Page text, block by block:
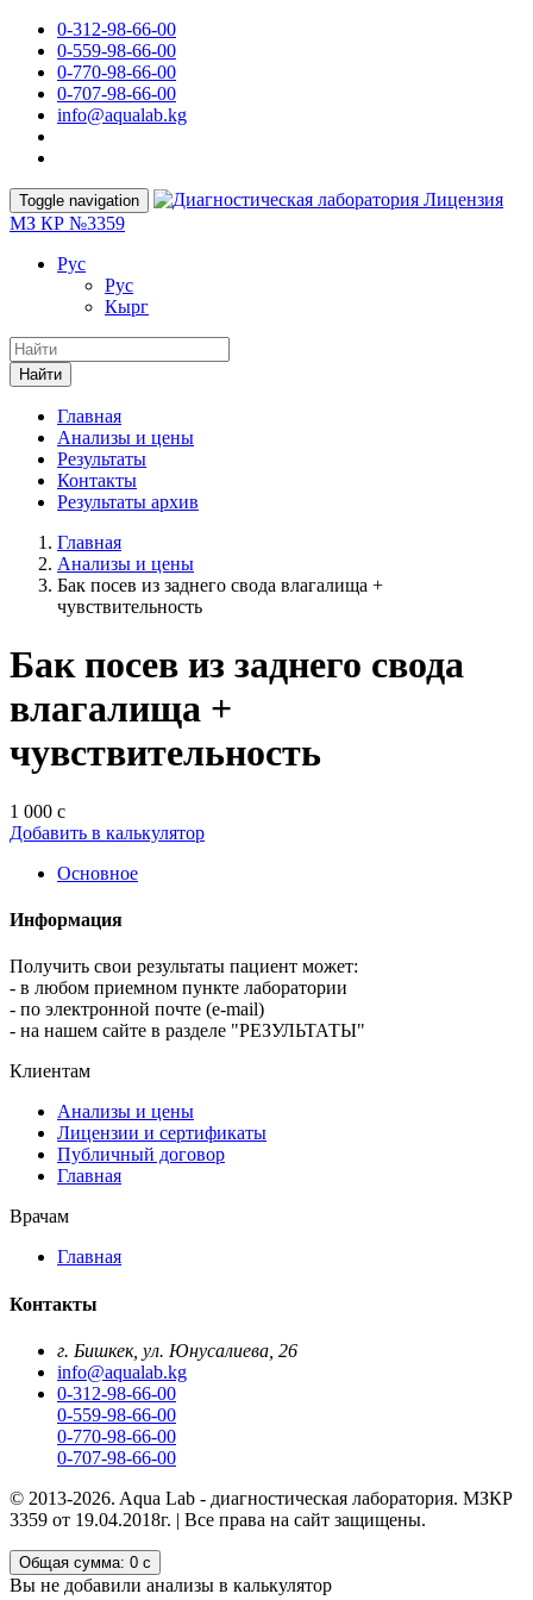
0-312-98-66-00
0-559-98-66-00
0-770-98-66-00
0-707-98-66-00
info@aqualab.kg
Toggle navigation
Лицензия
МЗ КР №3359
Руc
Руc
Кырг
Найти
Главная
Анализы и цены
Результаты
Контакты
Результаты архив
Главная
Анализы и цены
Бак посев из заднего свода влагалища +
чувствительность
Бак посев из заднего свода
влагалища +
чувствительность
1 000 с
Добавить в калькулятор
Основное
Информация
Получить свои результаты пациент может:
- в любом приемном пункте лаборатории
- по электронной почте (e-mail)
- на нашем сайте в разделе "РЕЗУЛЬТАТЫ"
Клиентам
Анализы и цены
Лицензии и сертификаты
Публичный договор
Главная
Врачам
Главная
Контакты
г. Бишкек, ул. Юнусалиева, 26
info@aqualab.kg
0-312-98-66-00
0-559-98-66-00
0-770-98-66-00
0-707-98-66-00
© 2013-2026. Aqua Lab - диагностическая лаборатория. МЗКР
3359 от 19.04.2018г. | Все права на сайт защищены.
Общая сумма: 0 с
Вы не добавили анализы в калькулятор